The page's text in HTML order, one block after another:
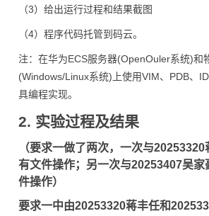
（3）给出运行过程和结果截图
（4）程序代码托管到码云。
注：在华为ECS服务器(OpenOuler系统)和
(Windows/Linux系统)上使用VIM、PDB、
具编程实现。
2. 实验过程及结果
（要求一做了两次，一次与
有文件操作；另一次与20253407吴家
件操作）
要求一中由20253320蒋丰任和